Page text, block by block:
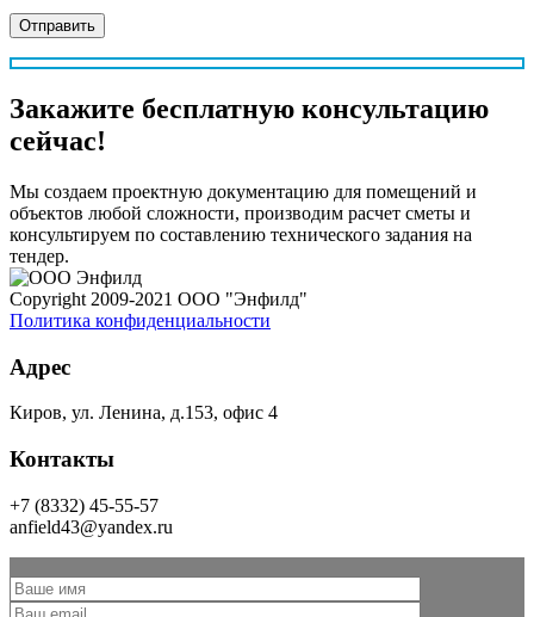
Закажите бесплатную консультацию
сейчас!
Мы создаем проектную документацию для помещений и
объектов любой сложности, производим расчет сметы и
консультируем по составлению технического задания на
тендер.
Copyright 2009-2021 ООО "Энфилд"
Политика конфиденциальности
Адрес
Киров, ул. Ленина, д.153, офис 4
Контакты
+7 (8332) 45-55-57
anfield43@yandex.ru